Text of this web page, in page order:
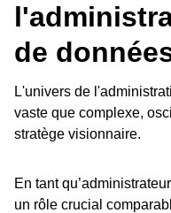
de
L'univers de
vaste que complexe,
stratège visionnaire.
En tant
un rôle crucial